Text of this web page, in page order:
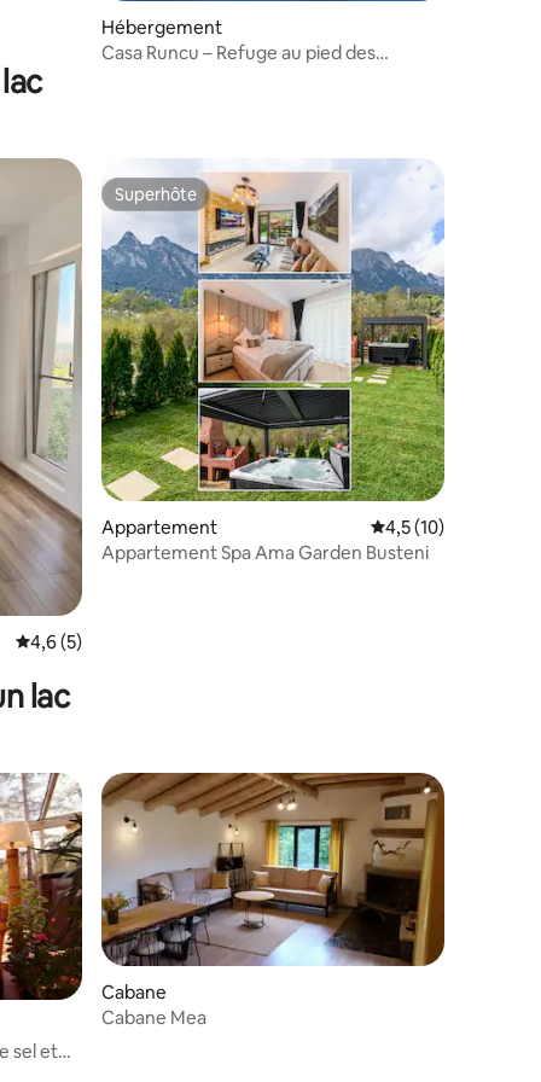
Hébergement
Casa Runcu – Refuge au pied des
Évaluation moyenne sur la base de 5 commentaires : 4,6 sur 5
4,6 (5)
Superhôte
Superhôte
Appartement Évaluation
4,5 (10)
Appartement Spa Ama Garden Busteni
lac
sel et
Cabane
Cabane Mea